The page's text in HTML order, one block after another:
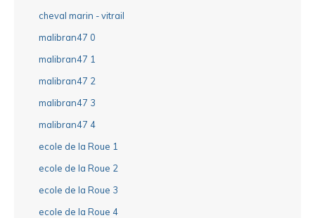
cheval marin - vitrail
malibran47 0
malibran47 1
malibran47 2
malibran47 3
malibran47 4
ecole de la Roue 1
ecole de la Roue 2
ecole de la Roue 3
ecole de la Roue 4